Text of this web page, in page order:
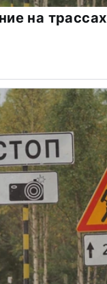
на трассах